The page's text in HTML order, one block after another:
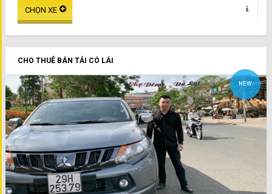
CHO THUÊ BÁN TẢI CÓ LÁI
NEW